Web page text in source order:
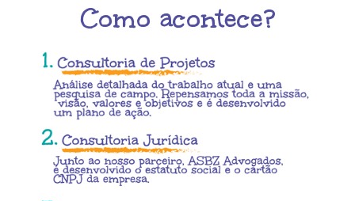
Como acontece?